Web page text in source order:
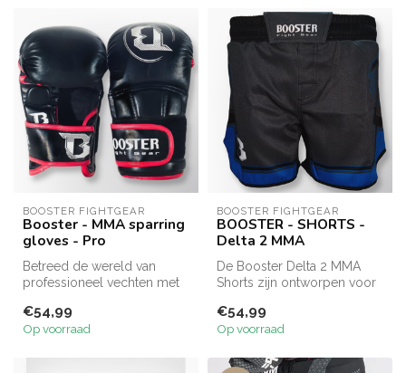
BOOSTER FIGHTGEAR
Booster - MMA sparring
gloves - Pro
Betreed de wereld van
professioneel vechten met
van Booste...
€54,99
Op voorraad
BOOSTER FIGHTGEAR
BOOSTER - SHORTS -
Delta 2 MMA
De Booster Delta 2 MMA
Shorts zijn ontworpen voor
en d...
€54,99
Op voorraad